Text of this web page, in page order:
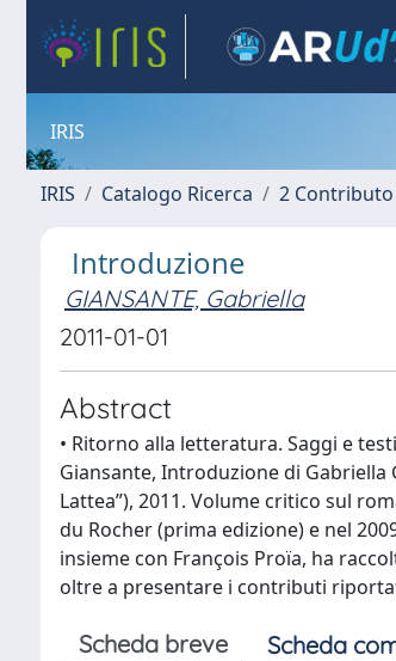
IRIS
IRIS Catalogo Ricerca 2
Introduzione
GIANSANTE, Gabriella
2011-01-01
Abstract
• Ritorno alla letteratura. Saggi e
Giansante, Introduzione di Gabriella
Lattea”), 2011. Volume critico sul
du Rocher (prima edizione) e nel
insieme con François Proïa, ha
oltre a presentare i contributi
Scheda breve Scheda